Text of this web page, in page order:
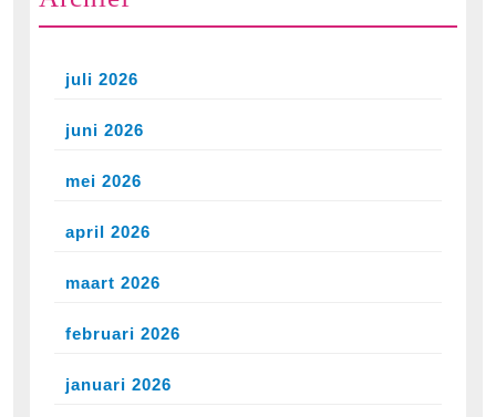
juli 2026
juni 2026
mei 2026
april 2026
maart 2026
februari 2026
januari 2026